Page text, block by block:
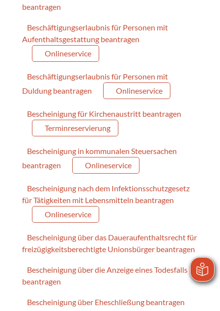
beantragen
Beschäftigungserlaubnis für Personen mit
Aufenthaltsgestattung beantragen
Onlineservice
Beschäftigungserlaubnis für Personen mit
Duldung beantragen
Onlineservice
Bescheinigung für Kirchenaustritt beantragen
Terminreservierung
Bescheinigung in kommunalen Steuersachen
beantragen
Onlineservice
Bescheinigung nach dem Infektionsschutzgesetz
für Tätigkeiten mit Lebensmitteln beantragen
Onlineservice
Bescheinigung über das Daueraufenthaltsrecht für
freizügigkeitsberechtigte Unionsbürger beantragen
Bescheinigung über die Anzeige eines Todesfalls
beantragen
Bescheinigung über Eheschließung beantragen